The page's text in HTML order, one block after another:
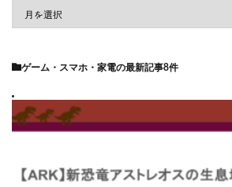
ゲーム・スマホ・家電の最新記事8件